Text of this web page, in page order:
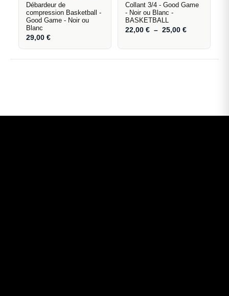
Débardeur de
compression Basketball -
Good Game - Noir ou
Blanc
29,00€
Collant 3/4 - Good Game
- Noir ou Blanc -
BASKETBALL
22,00€ – 25,00€